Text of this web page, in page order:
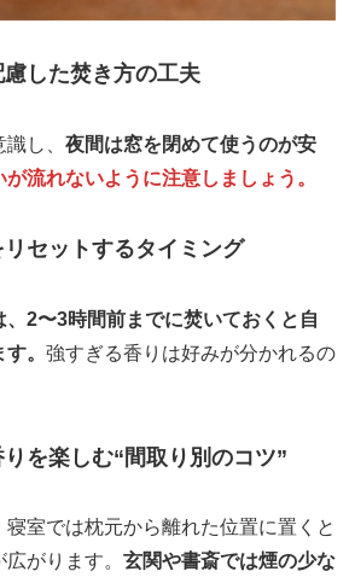
した焚き方の工夫
し、 夜間は窓を閉めて使うのが安
流れないように注意しましょう。
セットするタイミング
2〜3時間前までに焚いておくと自
。 強すぎる香りは好みが分かれるの
を楽しむ“間取り別のコツ”
寝室では枕元から離れた位置に置くと
がります。 玄関や書斎では煙の少な